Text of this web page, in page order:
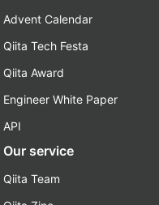
Advent Calendar
Qiita Tech Festa
Qiita Award
Engineer White Paper
API
Our service
Qiita Team